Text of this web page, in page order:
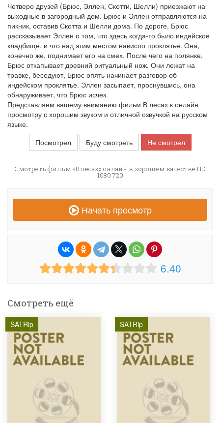
Четверо друзей (Брюс, Эллен, Скотти, Шелли) приезжают на
выходные в загородный дом. Брюс и Эллен отправляются на
пикник, оставив Скотта и Шелли дома. По дороге, Брюс
рассказывает Эллен о том, что здесь когда-то было индейское
кладбище, и что над этим местом нависло проклятье. Она,
конечно же, поднимает его на смех. После чего на полянке,
Брюс откапывает древний ритуальный нож. Они лежат на
травке, беседуют, Брюс опять начинает разговор об
индейском проклятье. Эллен засыпает, проснувшись, она
обнаруживает, что Брюс исчез.
Представляем вашему вниманию фильм В лесах к онлайн
просмотру с хорошим звуком и отличной озвучкой на русском
языке.
Посмотрел
Буду смотреть Не смотрел
Смотреть фильм «В лесах» онлайн в хорошем качестве HD
1080 720
Начать просмотр
6.40
Смотреть ещё
SATRip SATRip